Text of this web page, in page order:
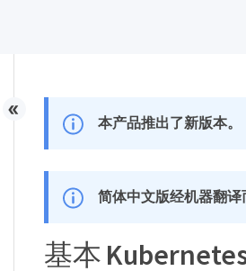
本产品推出了新版本。
简体中文版经机器翻译
基本